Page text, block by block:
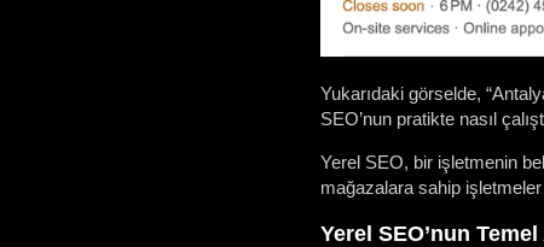
Yukarıdaki görselde,
SEO’nun pratikte nasıl
Yerel SEO, bir işletmenin
mağazalara sahip
Yerel SEO’nun Temel